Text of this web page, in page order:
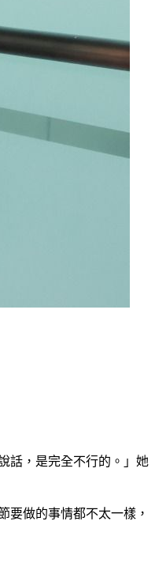
話，是完全不行的。」她
要做的事情都不太一樣，